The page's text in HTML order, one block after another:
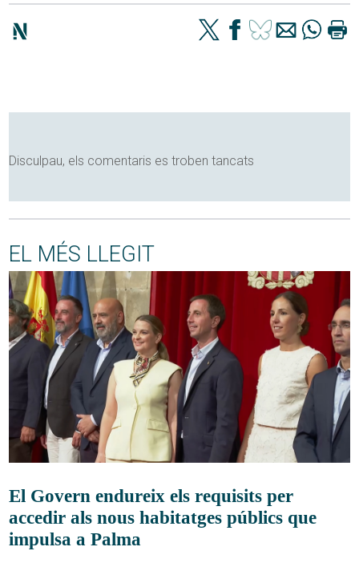
Disculpau, els comentaris es troben tancats
EL MÉS LLEGIT
El Govern endureix els requisits per
accedir als nous habitatges públics que
impulsa a Palma